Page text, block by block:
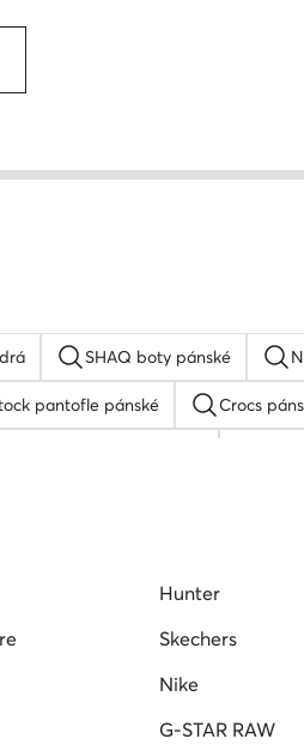
SHAQ boty pánské
pantofle pánské Crocs
Hunter
Skechers
Nike
G-STAR RAW